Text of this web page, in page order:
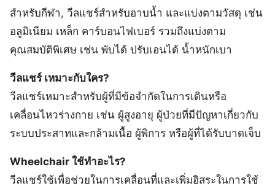
สำหรับกีฬา, วีลแชร์สำหรับอาบน้ำ และแบ่งตามวัสดุ เช่น
อลูมิเนียม เหล็ก คาร์บอนไฟเบอร์ รวมถึงแบ่งตาม
คุณสมบัติพิเศษ เช่น พับได้ ปรับเอนได้ น้ำหนักเบา
วีลแชร์ เหมาะกับใคร?
วีลแชร์เหมาะสำหรับผู้ที่มีข้อจำกัดในการเดินหรือ
เคลื่อนไหวร่างกาย เช่น ผู้สูงอายุ ผู้ป่วยที่มีปัญหาเกี่ยวกับ
ระบบประสาทและกล้ามเนื้อ ผู้พิการ หรือผู้ที่ได้รับบาดเจ็บ
Wheelchair ใช้ทำอะไร?
วีลแชร์ใช้เพื่อช่วยในการเคลื่อนที่และเพิ่มอิสระในการใช้